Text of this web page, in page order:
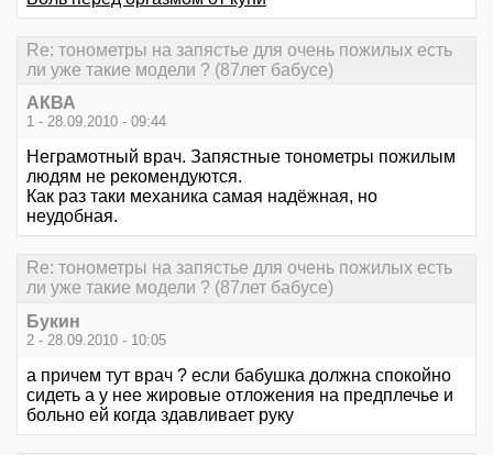
Re: тонометры на запястье для очень пожилых есть
ли уже такие модели ? (87лет бабусе)
АКВА
1 - 28.09.2010 - 09:44
Неграмотный врач. Запястные тонометры пожилым
людям не рекомендуются.
Как раз таки механика самая надёжная, но
неудобная.
Re: тонометры на запястье для очень пожилых есть
ли уже такие модели ? (87лет бабусе)
Букин
2 - 28.09.2010 - 10:05
а причем тут врач ? если бабушка должна спокойно
сидеть а у нее жировые отложения на предплечье и
больно ей когда здавливает руку